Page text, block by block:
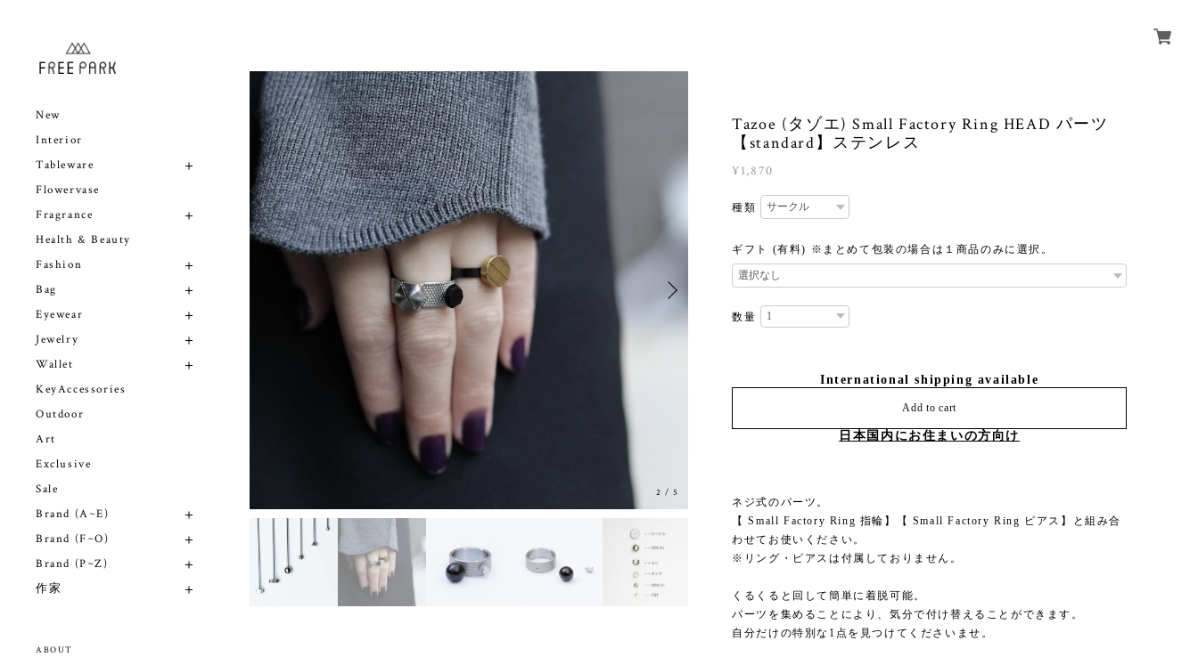
New
Interior
Tableware
Flowervase
Fragrance
Health & Beauty
Fashion
Bag
Eyewear
Jewelry
Wallet
KeyAccessories
Outdoor
Art
Exclusive
Sale
Brand (A~E)
Brand (F~O)
Brand (P~Z)
作家
ABOUT
3 /5
Tazoe (タゾエ) Small Factory Ring HEAD パーツ
【standard】ステンレス
¥1,870
種類
ギフト (有料) ※まとめて包装の場合は１商品のみに選択。
数量
International shipping available
Add to cart
日本国内にお住まいの方向け
ネジ式のパーツ。
【 Small Factory Ring 指輪】【 Small Factory Ring ピアス】と組み合
わせてお使いください。
※リング・ピアスは付属しておりません。
くるくると回して簡単に着脱可能。
パーツを集めることにより、気分で付け替えることができます。
自分だけの特別な1点を見つけてくださいませ。